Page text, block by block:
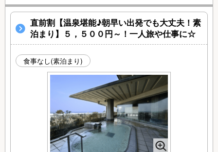
直前割【温泉堪能♪朝早い出発でも大丈夫！素
泊まり】５，５００円～！一人旅や仕事に☆
食事なし(素泊まり)